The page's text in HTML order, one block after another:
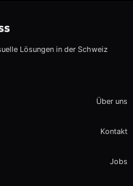
Lösungen in der Schweiz
Über uns
Kontakt
Jobs